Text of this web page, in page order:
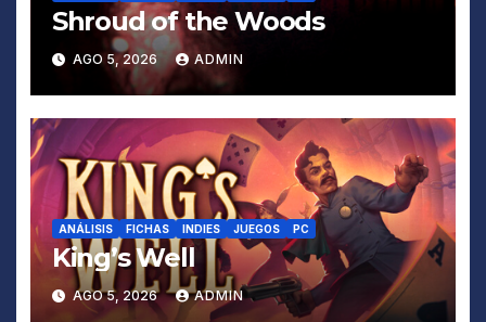
Shroud of the Woods
AGO 5, 2026 ADMIN
ANÁLISIS FICHAS INDIES JUEGOS PC
King’s Well
AGO 5, 2026 ADMIN